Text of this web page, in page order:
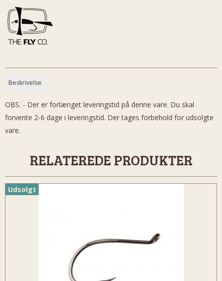
Beskrivelse
OBS. - Der er forlænget leveringstid på denne vare. Du skal
forvente 2-6 dage i leveringstid. Der tages forbehold for udsolgte
vare.
RELATEREDE PRODUKTER
Udsolgt